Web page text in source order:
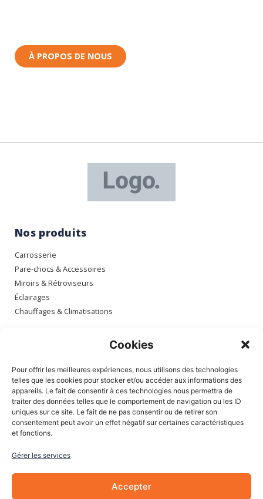
Cookies
Pour offrir les meilleures expériences, nous utilisons des technologies
telles que les cookies pour stocker et/ou accéder aux informations des
appareils. Le fait de consentir à ces technologies nous permettra de
traiter des données telles que le comportement de navigation ou les ID
uniques sur ce site. Le fait de ne pas consentir ou de retirer son
consentement peut avoir un effet négatif sur certaines caractéristiques
et fonctions.
Gérer les services
Accepter
À PROPOS DE NOUS
Nos produits
Carrosserie
Pare-chocs & Accessoires
Miroirs & Rétroviseurs
Éclairages
Chauffages & Climatisations
Mon compte
Mes commandes
Mes adresses
Mon panier
Informations
À Propos de nous
Blog